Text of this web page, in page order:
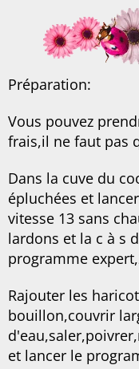
Préparation:
Vous pouvez
frais,il ne faut pas
Dans la cuve du
épluchées et
vitesse 13 sans
lardons et la c à s
programme
Rajouter les
bouillon,couvrir
et lancer le